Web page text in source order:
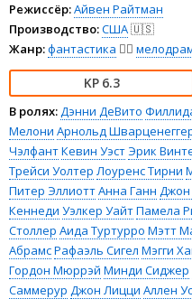
Режиссёр:Айвен Райтман
Производство:США🇺🇸
Жанр:фантастика 🧙‍♀️
6.3
В ролях:Дэнни ДеВито
Мелони Арнольд
ЧэлфантКевин УэстЭрик
Трейси Уолтер Лоуренс Тирни
Питер ЭллиоттАнна Ганн Джон
Кеннеди Уэлкер УайтПамела
Столлер Аида Туртурро Мэтт
АбрамсРафаэль Сигел Мэгги
Гордон Мюррэй Минди Сиджер
Саммерур Джон Лицци Аллен